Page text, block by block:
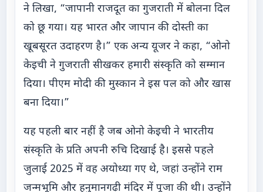
ने लिखा, “जापानी राजदूत का गुजराती में बोलना दिल
को छू गया। यह भारत और जापान की दोस्ती का
खूबसूरत उदाहरण है।” एक अन्य यूजर ने कहा, “ओनो
केइची ने गुजराती सीखकर हमारी संस्कृति को सम्मान
दिया। पीएम मोदी की मुस्कान ने इस पल को और खास
बना दिया।”
यह पहली बार नहीं है जब ओनो केइची ने भारतीय
संस्कृति के प्रति अपनी रुचि दिखाई है। इससे पहले
जुलाई 2025 में वह अयोध्या गए थे, जहां उन्होंने राम
जन्मभूमि और हनुमानगढ़ी मंदिर में पूजा की थी। उन्होंने